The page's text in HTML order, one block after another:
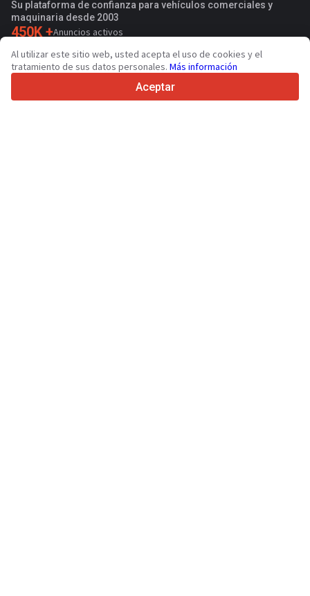
Su plataforma de confianza para vehículos comerciales y
maquinaria desde 2003
450K +Anuncios activos
70+Países de todo el mundo
36Idiomas admitidos
Trustpilot
Al utilizar este sitio web, usted acepta el uso de cookies y el
tratamiento de sus datos personales. Más información
Aceptar